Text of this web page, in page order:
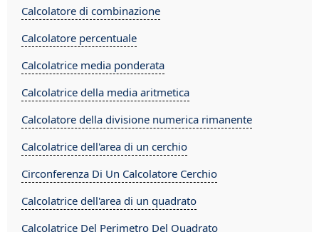
Calcolatore di combinazione
Calcolatore percentuale
Calcolatrice media ponderata
Calcolatrice della media aritmetica
Calcolatore della divisione numerica rimanente
Calcolatrice dell'area di un cerchio
Circonferenza Di Un Calcolatore Cerchio
Calcolatrice dell'area di un quadrato
Calcolatrice Del Perimetro Del Quadrato